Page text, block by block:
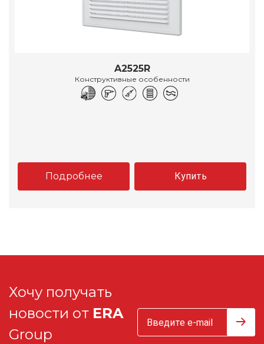
A2525R
Конструктивные особенности
Подробнее Купить
Хочу получать
новости от ERA
Group